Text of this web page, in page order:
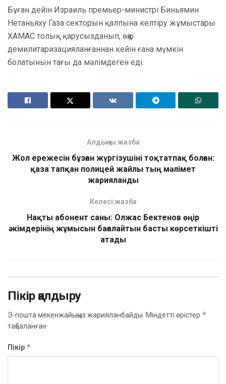
Бұған дейін Израиль премьер-министрі Биньямин
Нетаньяху Газа секторын қалпына келтіру жұмыстары
ХАМАС толық қарусызданып, өңір
демилитаризацияланғаннан кейін ғана мүмкін
болатынын тағы да мәлімдеген еді.
Алдыңғы жазба
Жол ережесін бұзған жүргізушіні тоқтатпақ болған:
қаза тапқан полицей жайлы тың мәлімет
жарияланды
Келесі жазба
Нақты абонент саны: Олжас Бектенов өңір
әкімдерінің жұмысын бағалайтын басты көрсеткішті
атады
Пікір қалдыру
Э-пошта мекенжайыңыз жарияланбайды. Міндетті өрістер *
таңбаланған
Пікір *